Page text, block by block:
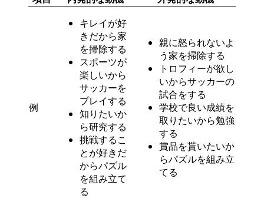
例
キレイが好
きだから家
を掃除する
スポーツが
楽しいから
サッカーを
プレイする
知りたいか
ら研究する
挑戦するこ
とが好きだ
からパズル
を組み立て
る
親に怒られないよ
う家を掃除する
トロフィーが欲し
いからサッカーの
試合をする
学校で良い成績を
取りたいから勉強
する
賞品を貰いたいか
らパズルを組み立
てる